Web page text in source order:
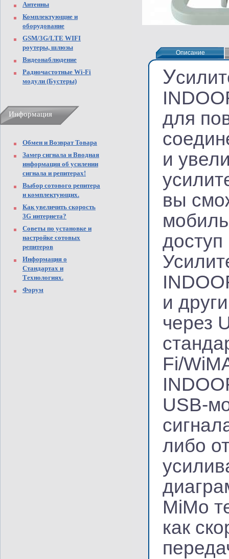
Антенны
Комплектующие и
оборудование
GSM/3G/LTE WIFI
роутеры, шлюзы
Видеонаблюдение
Радиочастотные Wi-Fi
модули (Бустеры)
Информация
Обмен и Возврат Товара
Замер сигнала и Вводная
информация об усилении
сигнала и репитерах!
Выбор сотового репитера
и комплектующих.
Как увеличить скорость
3G интернета?
Советы по установке и
настройке сотовых
репитеров
Информация о
Стандартах и
Технологиях.
Форум
Описание
Описание
У
для
и
вы
и
через
Fi/
USB-
либо
MiMo
как